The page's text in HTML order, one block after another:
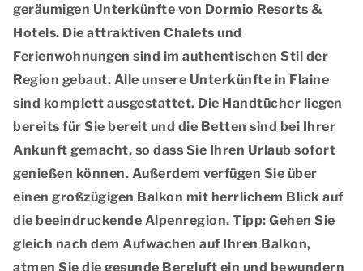
geräumigen Unterkünfte von Dormio Resorts &
Hotels. Die attraktiven Chalets und
Ferienwohnungen sind im authentischen Stil der
Region gebaut. Alle unsere Unterkünfte in Flaine
sind komplett ausgestattet. Die Handtücher liegen
bereits für Sie bereit und die Betten sind bei Ihrer
Ankunft gemacht, so dass Sie Ihren Urlaub sofort
genießen können. Außerdem verfügen Sie über
einen großzügigen Balkon mit herrlichem Blick auf
die beeindruckende Alpenregion. Tipp: Gehen Sie
gleich nach dem Aufwachen auf Ihren Balkon,
atmen Sie die gesunde Bergluft ein und bewundern